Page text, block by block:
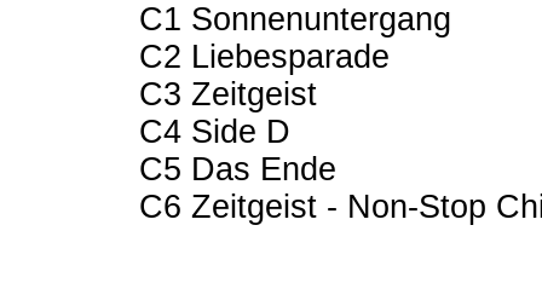
C1 Sonnenuntergang
C2 Liebesparade
C3 Zeitgeist
C4 Side D
C5 Das Ende
C6 Zeitgeist - Non-Stop